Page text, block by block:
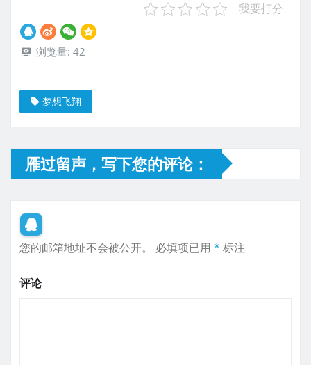
我要打分
浏览量: 42
梦想飞翔
雁过留声，写下您的评论：
您的邮箱地址不会被公开。 必填项已用 * 标注
评论